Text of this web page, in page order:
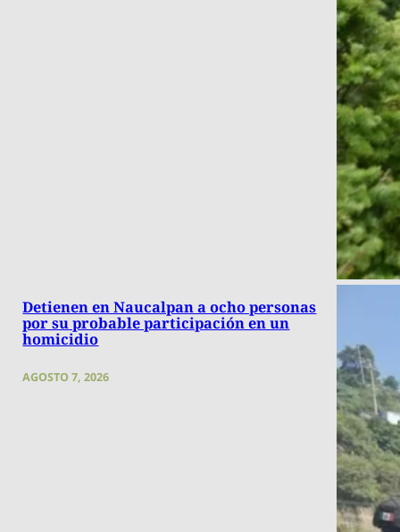
Detienen en Naucalpan a ocho personas
por su probable participación en un
homicidio
AGOSTO 7, 2026